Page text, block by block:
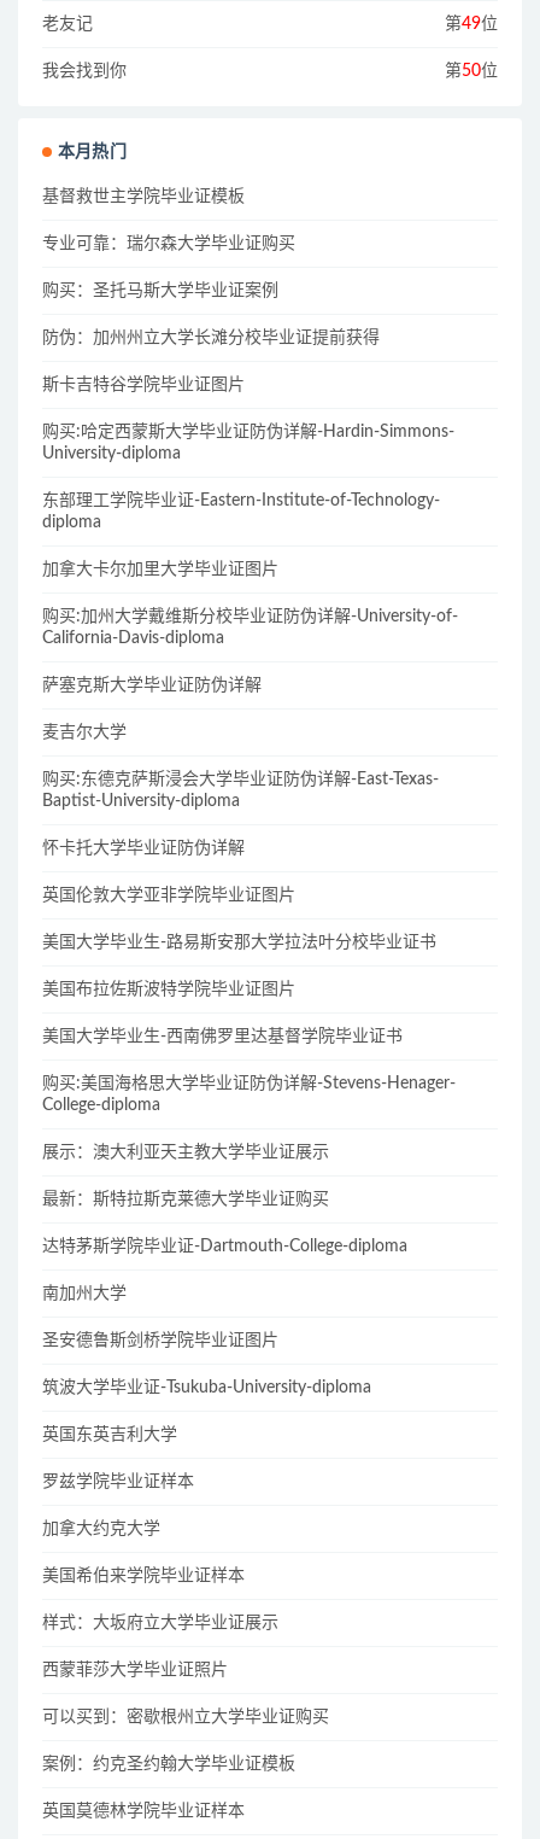
老友记 第49位
我会找到你 第50位
本月热门
基督救世主学院毕业证模板
专业可靠：瑞尔森大学毕业证购买
购买：圣托马斯大学毕业证案例
防伪：加州州立大学长滩分校毕业证提前获得
斯卡吉特谷学院毕业证图片
购买:哈定西蒙斯大学毕业证防伪详解-Hardin-Simmons-
University-diploma
东部理工学院毕业证-Eastern-Institute-of-Technology-
diploma
加拿大卡尔加里大学毕业证图片
购买:加州大学戴维斯分校毕业证防伪详解-University-of-
California-Davis-diploma
萨塞克斯大学毕业证防伪详解
麦吉尔大学
购买:东德克萨斯浸会大学毕业证防伪详解-East-Texas-
Baptist-University-diploma
怀卡托大学毕业证防伪详解
英国伦敦大学亚非学院毕业证图片
美国大学毕业生-路易斯安那大学拉法叶分校毕业证书
美国布拉佐斯波特学院毕业证图片
美国大学毕业生-西南佛罗里达基督学院毕业证书
购买:美国海格思大学毕业证防伪详解-Stevens-Henager-
College-diploma
展示：澳大利亚天主教大学毕业证展示
最新：斯特拉斯克莱德大学毕业证购买
达特茅斯学院毕业证-Dartmouth-College-diploma
南加州大学
圣安德鲁斯剑桥学院毕业证图片
筑波大学毕业证-Tsukuba-University-diploma
英国东英吉利大学
罗兹学院毕业证样本
加拿大约克大学
美国希伯来学院毕业证样本
样式：大坂府立大学毕业证展示
西蒙菲莎大学毕业证照片
可以买到：密歇根州立大学毕业证购买
案例：约克圣约翰大学毕业证模板
英国莫德林学院毕业证样本